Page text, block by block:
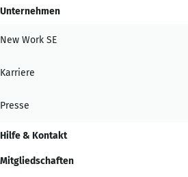
Unternehmen
New Work SE
Karriere
Presse
Hilfe & Kontakt
Mitgliedschaften